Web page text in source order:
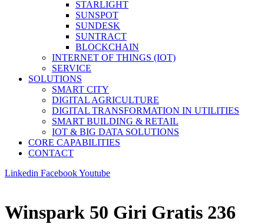
STARLIGHT
SUNSPOT
SUNDESK
SUNTRACT
BLOCKCHAIN
INTERNET OF THINGS (IOT)
SERVICE
SOLUTIONS
SMART CITY
DIGITAL AGRICULTURE
DIGITAL TRANSFORMATION IN UTILITIES
SMART BUILDING & RETAIL
IOT & BIG DATA SOLUTIONS
CORE CAPABILITIES
CONTACT
Linkedin FacebookYoutube
Winspark 50 Giri Gratis 236